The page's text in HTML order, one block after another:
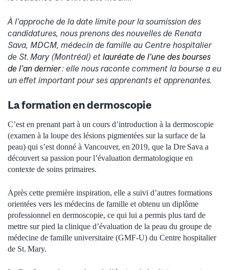
À l’approche de la date limite pour la soumission des
candidatures, nous prenons des nouvelles de Renata
Sava, MDCM, médecin de famille au Centre hospitalier
de St. Mary (Montréal) et lauréate de l’une des bourses
de l’an dernier: elle nous raconte comment la bourse a eu
un effet important pour ses apprenants et apprenantes.
La formation en dermoscopie
C’est en prenant part à un cours d’introduction à la dermoscopie
(examen à la loupe des lésions pigmentées sur la surface de la
peau) qui s’est donné à Vancouver, en 2019, que la Dre Sava a
découvert sa passion pour l’évaluation dermatologique en
contexte de soins primaires.
Après cette première inspiration, elle a suivi d’autres formations
orientées vers les médecins de famille et obtenu un diplôme
professionnel en dermoscopie, ce qui lui a permis plus tard de
mettre sur pied la clinique d’évaluation de la peau du groupe de
médecine de famille universitaire (GMF-U) du Centre hospitalier
de St. Mary.